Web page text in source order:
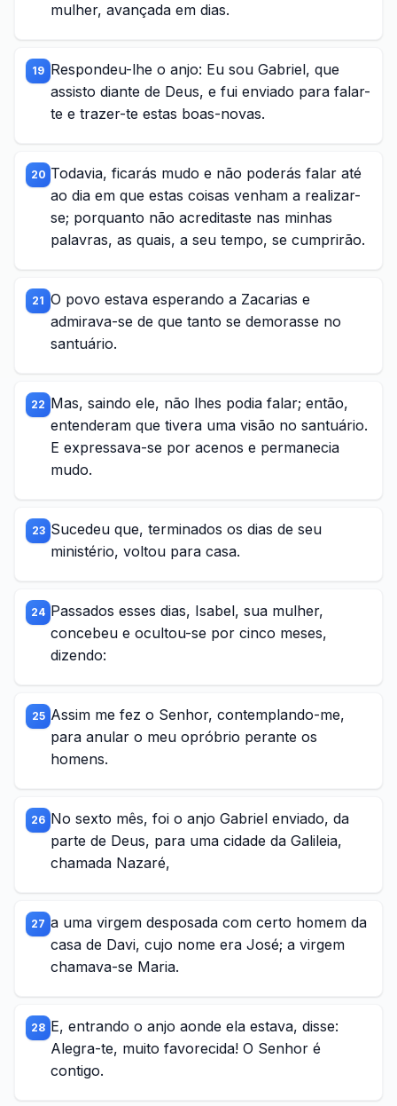
mulher, avançada em dias.
19 Respondeu-lhe o anjo: Eu sou Gabriel, que
assisto diante de Deus, e fui enviado para falar-
te e trazer-te estas boas-novas.
20 Todavia, ficarás mudo e não poderás falar até
ao dia em que estas coisas venham a realizar-
se; porquanto não acreditaste nas minhas
palavras, as quais, a seu tempo, se cumprirão.
21 O povo estava esperando a Zacarias e
admirava-se de que tanto se demorasse no
santuário.
22 Mas, saindo ele, não lhes podia falar; então,
entenderam que tivera uma visão no santuário.
E expressava-se por acenos e permanecia
mudo.
23 Sucedeu que, terminados os dias de seu
ministério, voltou para casa.
24 Passados esses dias, Isabel, sua mulher,
concebeu e ocultou-se por cinco meses,
dizendo:
25 Assim me fez o Senhor, contemplando-me,
para anular o meu opróbrio perante os
homens.
26 No sexto mês, foi o anjo Gabriel enviado, da
parte de Deus, para uma cidade da Galileia,
chamada Nazaré,
27 a uma virgem desposada com certo homem da
casa de Davi, cujo nome era José; a virgem
chamava-se Maria.
28 E, entrando o anjo aonde ela estava, disse:
Alegra-te, muito favorecida! O Senhor é
contigo.